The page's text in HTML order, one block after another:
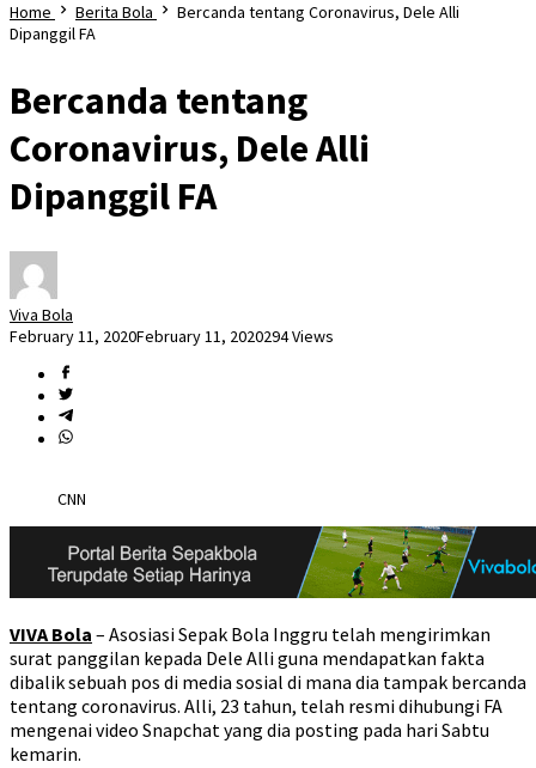
Home
Berita Bola
Bercanda tentang Coronavirus, Dele Alli
Dipanggil FA
Bercanda tentang
Coronavirus, Dele Alli
Dipanggil FA
Viva Bola
February 11, 2020February 11, 2020294 Views
CNN
VIVA Bola – Asosiasi Sepak Bola Inggru telah mengirimkan
surat panggilan kepada Dele Alli guna mendapatkan fakta
dibalik sebuah pos di media sosial di mana dia tampak bercanda
tentang coronavirus. Alli, 23 tahun, telah resmi dihubungi FA
mengenai video Snapchat yang dia posting pada hari Sabtu
kemarin.